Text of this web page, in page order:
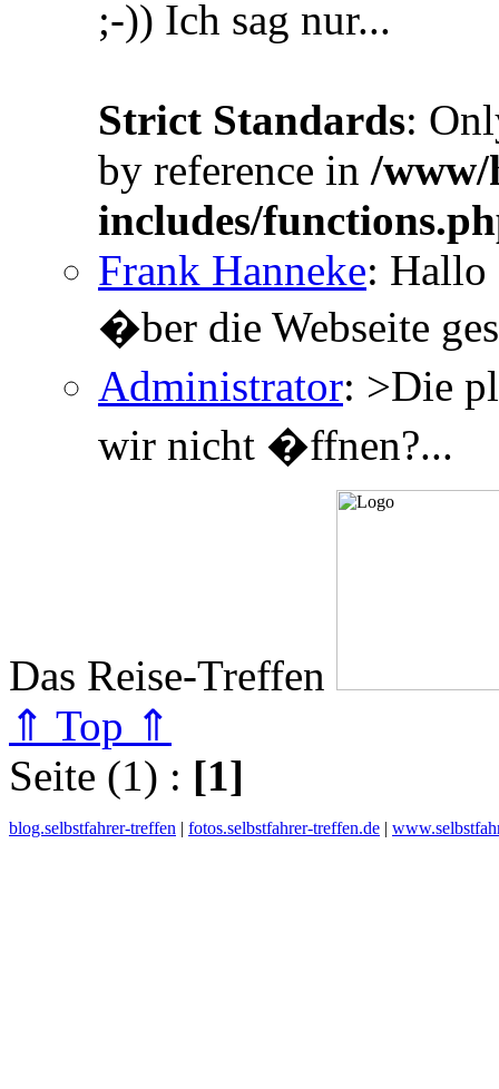
;-)) Ich sag nur...
Strict Standards:
by reference in /www/
includes/
Frank Hanneke: Hallo
�ber die Webseite
Administrator: >Die
wir nicht �ffnen?...
Das Reise-Treffen
⇑ Top ⇑
Seite (1) : [1]
blog.selbstfahrer-treffen | fotos.selbstfahrer-treffen.de |